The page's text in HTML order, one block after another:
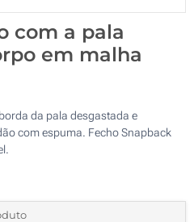
com a pala
em malha
da pala desgastada e
com espuma. Fecho Snapback